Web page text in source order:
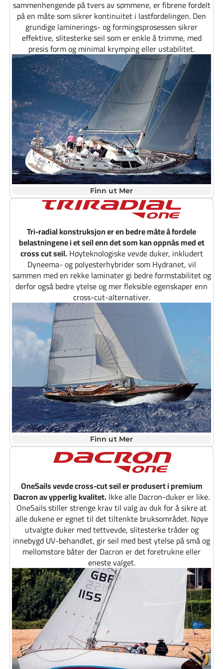
sammenhengende på tvers av sømmene, er fibrene fordelt
på en måte som sikrer kontinuitet i lastfordelingen. Den
grundige laminerings- og formingsprosessen sikrer
effektive, slitesterke seil som er enkle å trimme, med
presis form og minimal krymping eller ustabilitet.
Finn ut Mer
Tri-radial konstruksjon er en bedre måte å fordele
belastningene i et seil enn det som kan oppnås med et
cross cut seil. Høyteknologiske vevde duker, inkludert
Dyneema- og polyesterhybrider som Hydranet, vil
sammen med en rekke laminater gi bedre formstabilitet og
derfor også bedre ytelse og mer fleksible egenskaper enn
cross-cut-alternativer.
Finn ut Mer
OneSails vevde cross-cut seil er produsert i premium
Dacron av ypperlig kvalitet. Ikke alle Dacron-duker er like.
OneSails stiller strenge krav til valg av duk for å sikre at
alle dukene er egnet til det tiltenkte bruksområdet. Nøye
utvalgte duker med tettvevde, slitesterke tråder og
innebygd UV-behandlet, gir seil med best ytelse på små og
mellomstore båter der Dacron er det foretrukne eller
eneste valget.